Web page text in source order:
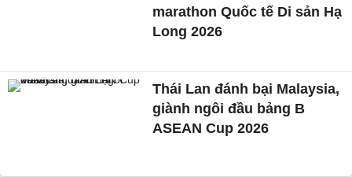
marathon Quốc tế Di sản Hạ
Long 2026
Thái Lan đánh bại Malaysia,
giành ngôi đầu bảng B
ASEAN Cup 2026